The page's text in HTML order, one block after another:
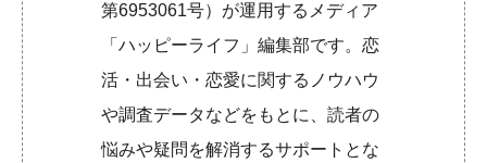
第6953061号）が運用するメディア
「ハッピーライフ」編集部です。恋
活・出会い・恋愛に関するノウハウ
や調査データなどをもとに、読者の
悩みや疑問を解消するサポートとな